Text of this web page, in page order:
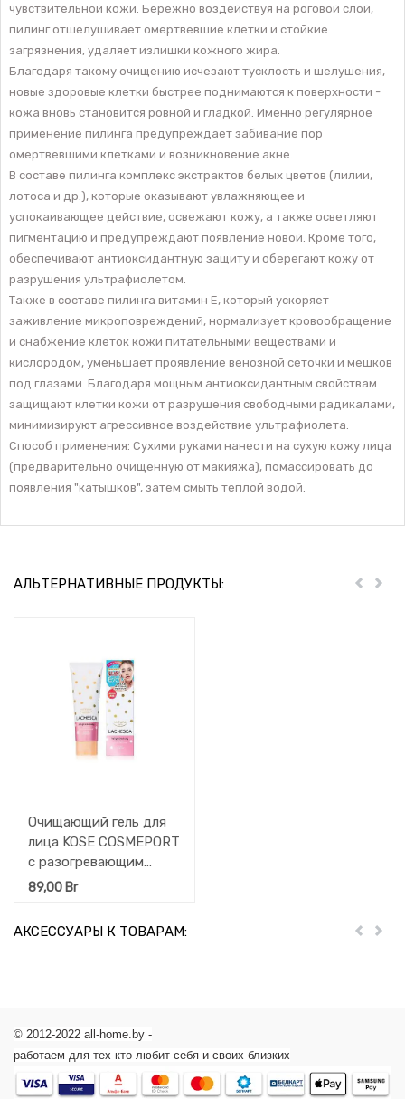
чувствительной кожи. Бережно воздействуя на роговой слой,
пилинг отшелушивает омертвевшие клетки и стойкие
загрязнения, удаляет излишки кожного жира.
Благодаря такому очищению исчезают тусклость и шелушения,
новые здоровые клетки быстрее поднимаются к поверхности -
кожа вновь становится ровной и гладкой. Именно регулярное
применение пилинга предупреждает забивание пор
омертвевшими клетками и возникновение акне.
В составе пилинга комплекс экстрактов белых цветов (лилии,
лотоса и др.), которые оказывают увлажняющее и
успокаивающее действие, освежают кожу, а также осветляют
пигментацию и предупреждают появление новой. Кроме того,
обеспечивают антиоксидантную защиту и оберегают кожу от
разрушения ультрафиолетом.
Также в составе пилинга витамин E, который ускоряет
заживление микроповреждений, нормализует кровообращение
и снабжение клеток кожи питательными веществами и
кислородом, уменьшает проявление венозной сеточки и мешков
под глазами. Благодаря мощным антиоксидантным свойствам
защищают клетки кожи от разрушения свободными радикалами,
минимизируют агрессивное воздействие ультрафиолета.
Способ применения: Сухими руками нанести на сухую кожу лица
(предварительно очищенную от макияжа), помассировать до
появления "катышков", затем смыть теплой водой.
АЛЬТЕРНАТИВНЫЕ ПРОДУКТЫ: Пред
Очищающий гель для
лица KOSE COSMEPORT
с разогревающим
эффектом Softymo
89,00 Br
АКСЕССУАРЫ К ТОВАРАМ: Пред
© 2012-2022 all-home.by -
работаем для тех кто любит себя и своих близких